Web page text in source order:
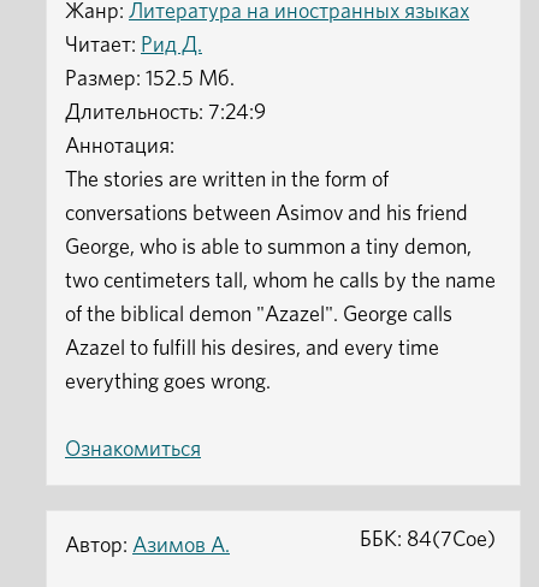
Жанр: Литература на иностранных языках
Читает: Рид Д.
Размер: 152.5 Мб.
Длительность: 7:24:9
Аннотация:
The stories are written in the form of
conversations between Asimov and his friend
George, who is able to summon a tiny demon,
two centimeters tall, whom he calls by the name
of the biblical demon "Azazel". George calls
Azazel to fulfill his desires, and every time
everything goes wrong.
Ознакомиться
Автор: Азимов А. ББК: 84(7Сое)